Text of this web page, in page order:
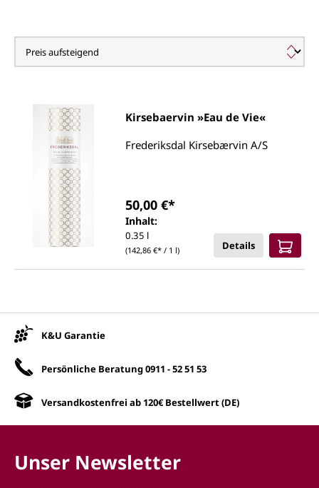
Lolland
Kirsebaervin »Eau de Vie«
Frederiksdal Kirsebærvin A/S
Inhalt:
0.35 l
(142,86 €* / 1 l)
50,00 €*
Details
K&U Garantie
Persönliche Beratung0911 - 52 51 53
Versandkostenfrei ab 120€ Bestellwert (DE)
Unser Newsletter